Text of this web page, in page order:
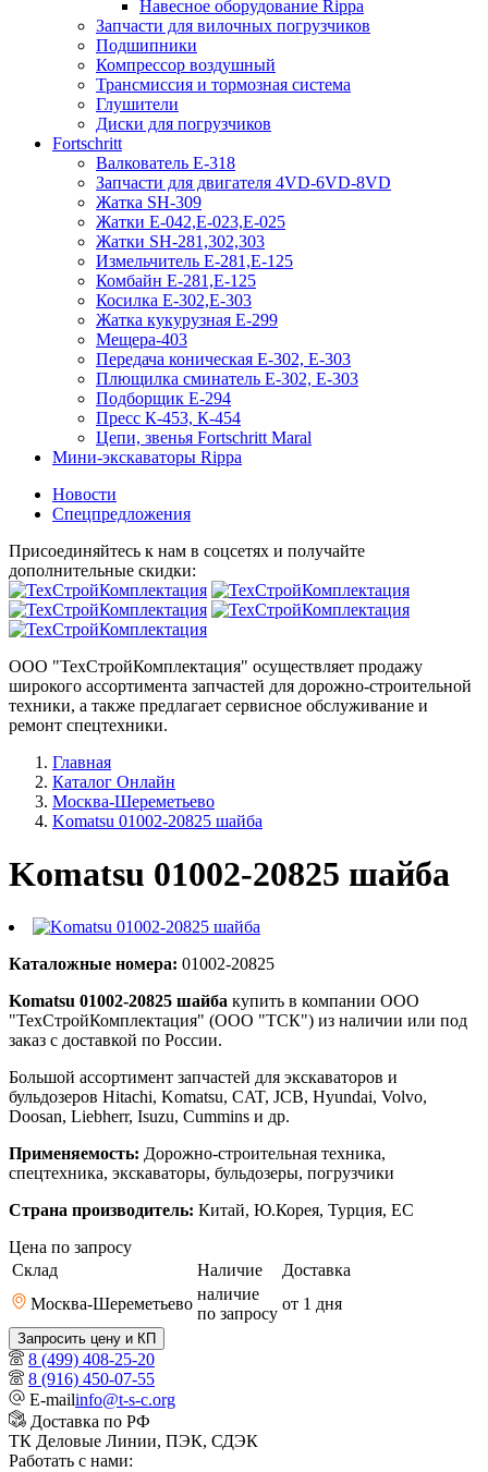
Навесное оборудование Rippa
Запчасти для вилочных погрузчиков
Подшипники
Компрессор воздушный
Трансмиссия и тормозная система
Глушители
Диски для погрузчиков
Fortschritt
Валкователь Е-318
Запчасти для двигателя 4VD-6VD-8VD
Жатка SH-309
Жатки Е-042,Е-023,Е-025
Жатки SH-281,302,303
Измельчитель Е-281,Е-125
Комбайн Е-281,Е-125
Косилка Е-302,Е-303
Жатка кукурузная Е-299
Мещера-403
Передача коническая Е-302, Е-303
Плющилка сминатель Е-302, Е-303
Подборщик Е-294
Пресс К-453, К-454
Цепи, звенья Fortschritt Maral
Мини-экскаваторы Rippa
Новости
Спецпредложения
Присоединяйтесь к нам в соцсетях и получайте
дополнительные скидки:
ООО "ТехСтройКомплектация" осуществляет продажу
широкого ассортимента запчастей для дорожно-строительной
техники, а также предлагает сервисное обслуживание и
ремонт спецтехники.
Главная
Каталог Онлайн
Москва-Шереметьево
Komatsu 01002-20825 шайба
Komatsu 01002-20825 шайба
Каталожные номера: 01002-20825
Komatsu 01002-20825 шайба купить в компании ООО
"ТехСтройКомплектация" (ООО "ТСК") из наличии или под
заказ с доставкой по России.
Большой ассортимент запчастей для экскаваторов и
бульдозеров Hitachi, Komatsu, CAT, JCB, Hyundai, Volvo,
Doosan, Liebherr, Isuzu, Cummins и др.
Применяемость: Дорожно-строительная техника,
спецтехника, экскаваторы, бульдозеры, погрузчики
Страна производитель: Китай, Ю.Корея, Турция, ЕС
Цена по запросу
Склад
Наличие
Доставка
Москва-Шереметьево
наличие
по запросу
от 1 дня
Запросить цену и КП
8 (499) 408-25-20
8 (916) 450-07-55
E-mailinfo@t-s-c.org
Доставка по РФ
ТК Деловые Линии, ПЭК, СДЭК
Работать с нами: